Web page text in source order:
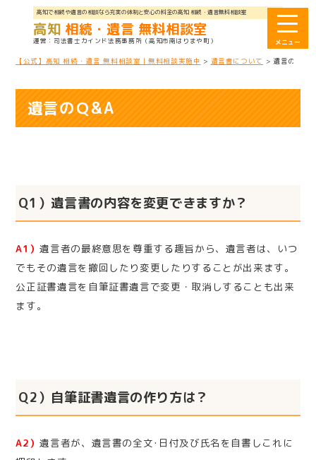
高知で相続や遺言の相談なら充実の体制と安心の料金の高知 相続・遺言無料相談室
高知 相続・遺言 無料相談室
司法書士カインド法務事務所 （高知市南はりまや町）
【公式】高知 相続・遺言 無料相談室｜無料相談実施中 > 遺言書について > 遺言のＱ&A
遺言のＱ&A
Q1）遺言書の内容を変更できますか？
A1）遺言者の最終意思を尊重する趣旨から、遺言者は、いつ
でもその遺言を撤回したり変更したりすることが出来ます。
公正証書遺言を自筆証書遺言で変更・取消しすることも出来
ます。
Q2）自筆証書遺言の作り方は？
A2）遺言者が、遺言書の全文･日付及び氏名を自書しこれに